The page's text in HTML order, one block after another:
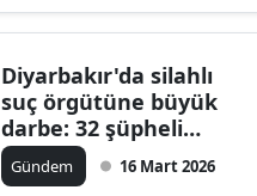
Diyarbakır'da silahlı
suç örgütüne büyük
darbe: 32 şüpheli
yakalandı, 10'u
tutuklandı
Gündem 16 Mart 2026